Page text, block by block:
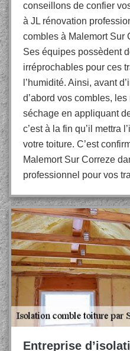
conseillons de confier
à JL rénovation
combles à Malemort Sur
Ses équipes possèdent
irréprochables pour ces
l’humidité. Ainsi, avant
d’abord vos combles,
séchage en appliquant
c’est à la fin qu’il mettra
votre toiture. C’est
Malemort Sur Correze
professionnel pour vos
Entreprise